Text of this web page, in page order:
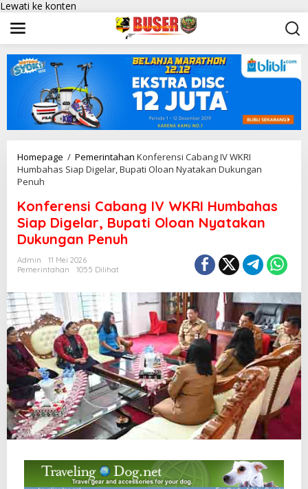
Lewati ke konten
Homepage / Pemerintahan Konferensi Cabang IV WKRI
Humbahas Siap Digelar, Bupati Oloan Nyatakan Dukungan
Penuh
Konferensi Cabang IV WKRI Humbahas
Siap Digelar, Bupati Oloan Nyatakan
Dukungan Penuh
Admin
11 Mei 2026
Pemerintahan
1055 Dilihat